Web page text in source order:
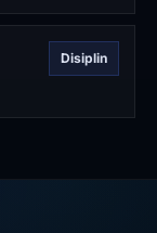
Disiplin